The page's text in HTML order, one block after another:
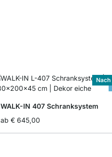
WALK-IN 407 Schranksystem
ab € 645,00